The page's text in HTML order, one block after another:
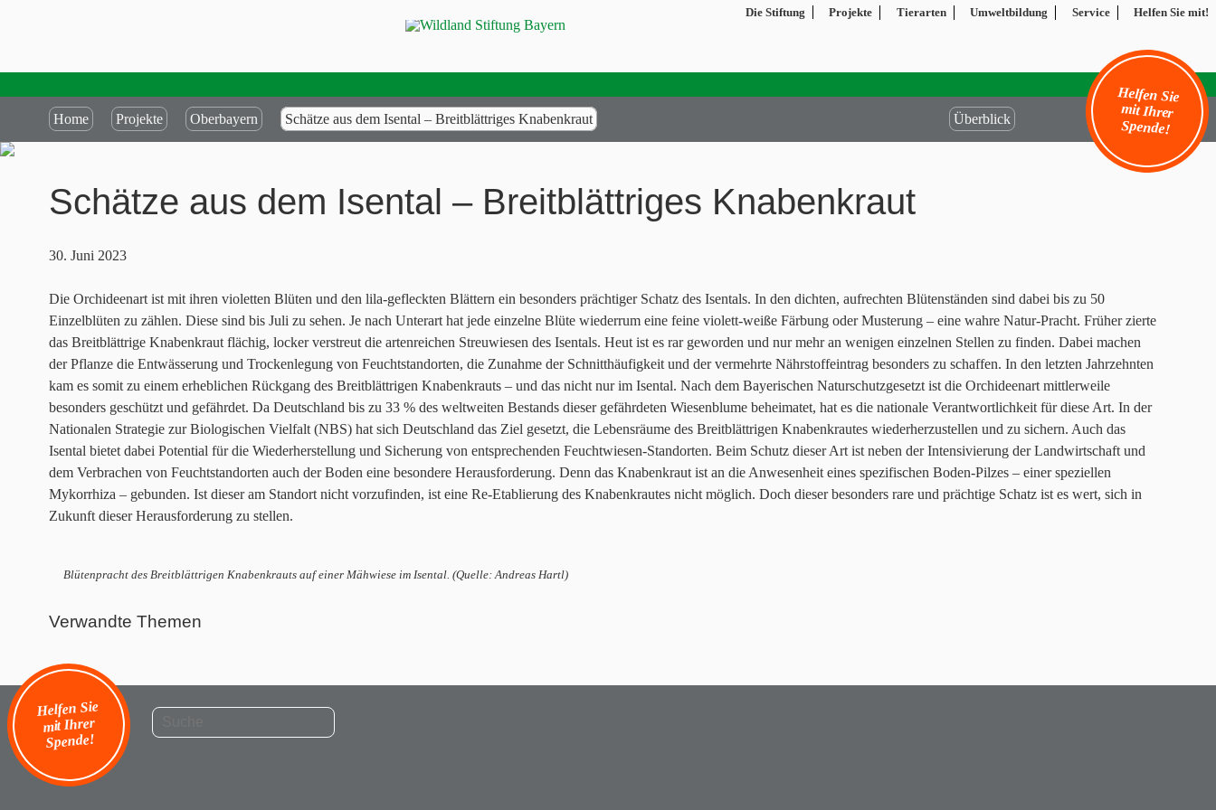
Die Stiftung Projekte Tierarten Umweltbildung Service Helfen Sie mit!
Helfen Sie
mit Ihrer
Spende!
Home Projekte Oberbayern Schätze aus dem Isental – Breitblättriges Knabenkraut Überblick
Schätze aus dem Isental – Breitblättriges Knabenkraut
30. Juni 2023
Die Orchideenart ist mit ihren violetten Blüten und den lila-gefleckten Blättern ein besonders prächtiger Schatz des Isentals. In den dichten, aufrechten Blütenständen sind dabei bis zu 50
Einzelblüten zu zählen. Diese sind bis Juli zu sehen. Je nach Unterart hat jede einzelne Blüte wiederrum eine feine violett-weiße Färbung oder Musterung – eine wahre Natur-Pracht. Früher zierte
das Breitblättrige Knabenkraut flächig, locker verstreut die artenreichen Streuwiesen des Isentals. Heut ist es rar geworden und nur mehr an wenigen einzelnen Stellen zu finden. Dabei machen
der Pflanze die Entwässerung und Trockenlegung von Feuchtstandorten, die Zunahme der Schnitthäufigkeit und der vermehrte Nährstoffeintrag besonders zu schaffen. In den letzten Jahrzehnten
kam es somit zu einem erheblichen Rückgang des Breitblättrigen Knabenkrauts – und das nicht nur im Isental. Nach dem Bayerischen Naturschutzgesetzt ist die Orchideenart mittlerweile
besonders geschützt und gefährdet. Da Deutschland bis zu 33 % des weltweiten Bestands dieser gefährdeten Wiesenblume beheimatet, hat es die nationale Verantwortlichkeit für diese Art. In der
Nationalen Strategie zur Biologischen Vielfalt (NBS) hat sich Deutschland das Ziel gesetzt, die Lebensräume des Breitblättrigen Knabenkrautes wiederherzustellen und zu sichern. Auch das
Isental bietet dabei Potential für die Wiederherstellung und Sicherung von entsprechenden Feuchtwiesen-Standorten. Beim Schutz dieser Art ist neben der Intensivierung der Landwirtschaft und
dem Verbrachen von Feuchtstandorten auch der Boden eine besondere Herausforderung. Denn das Knabenkraut ist an die Anwesenheit eines spezifischen Boden-Pilzes – einer speziellen
Mykorrhiza – gebunden. Ist dieser am Standort nicht vorzufinden, ist eine Re-Etablierung des Knabenkrautes nicht möglich. Doch dieser besonders rare und prächtige Schatz ist es wert, sich in
Zukunft dieser Herausforderung zu stellen.
Blütenpracht des Breitblättrigen Knabenkrauts auf einer Mähwiese im Isental. (Quelle: Andreas Hartl)
Verwandte Themen
Helfen Sie
mit Ihrer
Spende!